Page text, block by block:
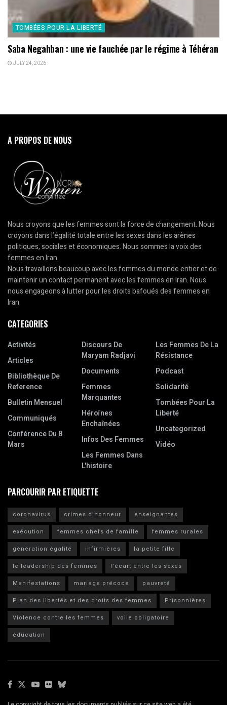
TOMBÉES POUR LA LIBERTÉ
Saba Negahban : une vie fauchée par le régime à Téhéran
JULY 24, 2026
A PROPOS DE NOUS
Nous croyons que les femmes sont la force de changement. Nous
croyons dans l’égalité totale entre les sexes dans les arènes
politiques, sociales et économiques. Nous sommes la voix des
femmes en Iran.
Nous travaillons beaucoup avec les femmes du monde entier et de
maintenir un contact permanent avec les femmes en Iran. Nous
nous engageons à lutter pour les droits bafoués des femmes en
Iran.
CATEGORIES
Activités
Articles
Bibliothèque De
Reference
Bulletin Mensuel
Communiqués
Conférence Du 8
Mars
Discours De
Maryam Radjavi
Documents
Femmes
Marquantes
Héroïnes
Enchaînées
Infos Des Femmes
Les Femmes Dans
L'histoire
Les Femmes De La
Résistance
Podcast
Solidarité
Tombées Pour La
Liberté
Uncategorized
Vidéo
PARCOURIR PAR ETIQUETTE
coronavirus crimes d’honneur
enseignantes
exécution
femmes chefs de famille
femmes rurales
génération égalité
infirmières
la petite fille
le leadership des femmes
l’écart entre les sexes
Manifestations
mariage précoce
pauvreté
Plan des libertés et des droits des femmes
Prisonnières
Violence contre les femmes
voile obligatoire
éducation